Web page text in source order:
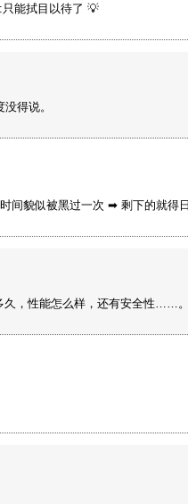
只能拭目以待了 💡
得说。
间貌似被黑过一次 ➡ 剩下的就得
久，性能怎么样，还有安全性……。